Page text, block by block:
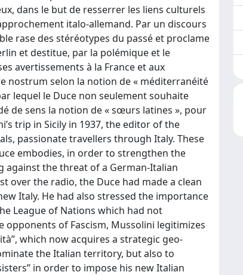
dans le but de resserrer les liens culturels
italo‑allemand. Par un discours
rase des stéréotypes du passé et proclame
et destitue, par la polémique et le
avertissements à la France et aux
nostrum selon la notion de « méditerranéité
lequel le Duce non seulement souhaite
de sens la notion de « sœurs latines », pour
trip in Sicily in 1937, the editor of the
passionate travellers through Italy. These
embodies, in order to strengthen the
the threat of a German‑Italian
over the radio, the Duce had made a clean
Italy. He had also stressed the importance
League of Nations which had not
of Fascism, Mussolini legitimizes
which now acquires a strategic geo-
the Italian territory, but also to
in order to impose his new Italian